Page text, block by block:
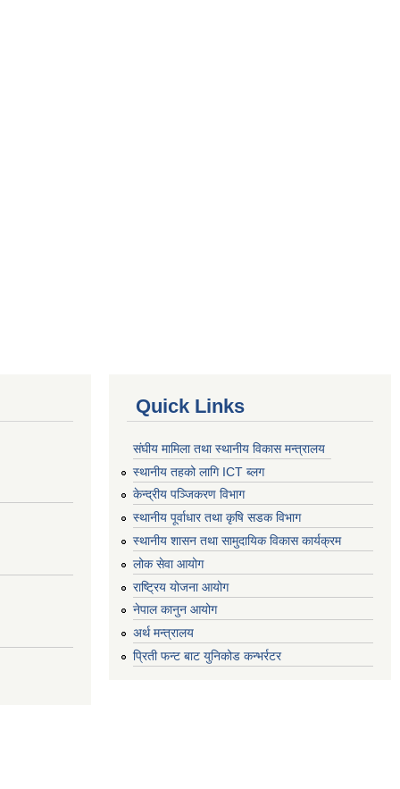
Quick Links
संघीय मामिला तथा स्थानीय विकास मन्त्रालय
स्थानीय तहको लागि ICT ब्लग
केन्द्रीय पञ्जिकरण विभाग
स्थानीय पूर्वाधार तथा कृषि सडक विभाग
स्थानीय शासन तथा सामुदायिक विकास कार्यक्रम
लोक सेवा आयोग
राष्ट्रिय योजना आयोग
नेपाल कानुन आयोग
अर्थ मन्त्रालय
प्रिती फन्ट बाट युनिकोड कन्भर्रटर